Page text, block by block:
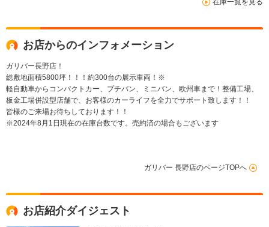
ューモニター/
ドライト
在庫一覧を見る
お店からのインフォメーション
ガリバー長野店！
総敷地面積5800坪！！！約300台の展示車両！※
軽自動車からコンパクトカー、プチバン、ミニバン、欧州車まで！整備工場、
板金工場併設型店舗で、お客様のカーライフを全力でサポート致します！！
皆様のご来場お待ちしております！！
※2024年8月1日現在の在庫台数です。売約済の場合もございます
ガリバー 長野店のページTOPへ
お店紹介ダイジェスト